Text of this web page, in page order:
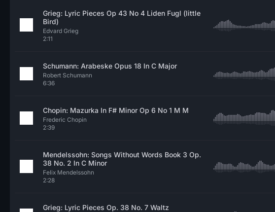
Grieg: Lyric Pieces Op 43 No 4 Liden Fugl (little
Bird)
Edvard Grieg
2:11
Schumann: Arabeske Opus 18 In C Major
Robert Schumann
6:36
Chopin: Mazurka In F# Minor Op 6 No 1 M M
Frederic Chopin
2:39
Mendelssohn: Songs Without Words Book 3 Op.
38 No. 2 In C Minor
Felix Mendelssohn
2:28
Grieg: Lyric Pieces Op. 38 No. 7 Waltz